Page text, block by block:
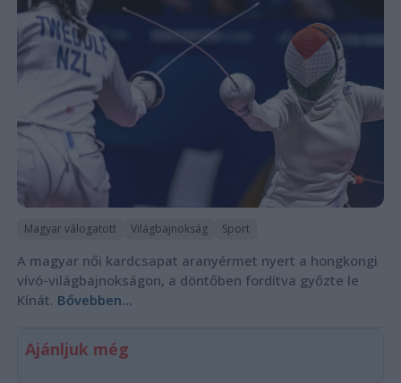
Magyar válogatott Világbajnokság Sport
A magyar női kardcsapat aranyérmet nyert a hongkongi
vívó-világbajnokságon, a döntőben fordítva győzte le
Kínát. Bővebben...
Ajánljuk még